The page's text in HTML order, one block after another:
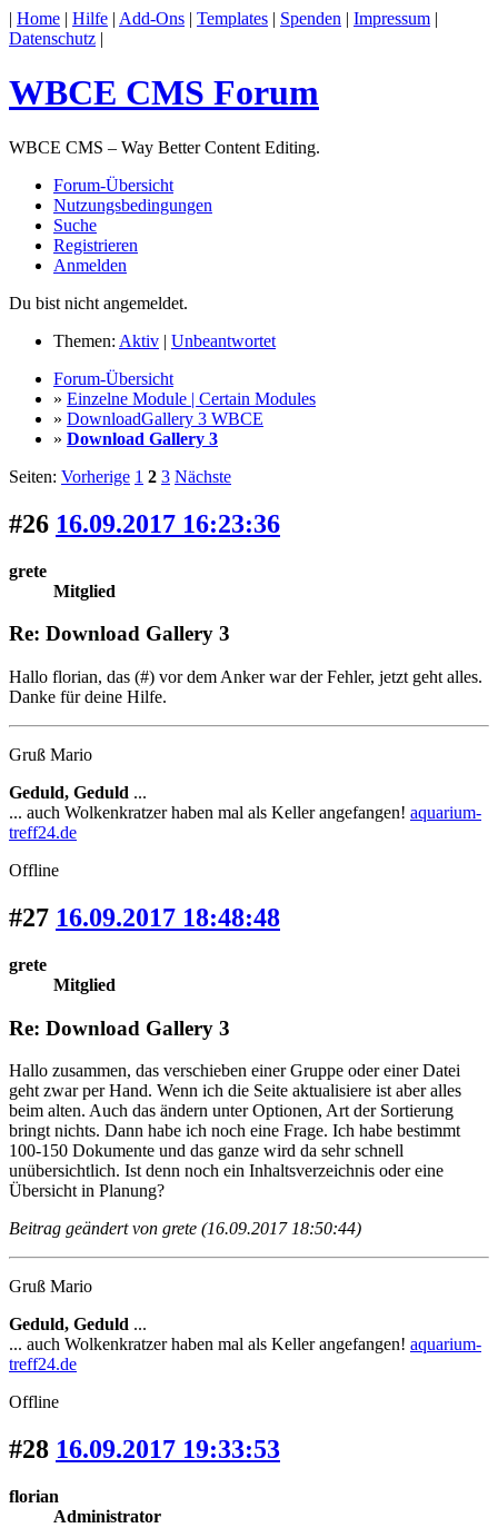
| Home | Hilfe | Add-Ons | Templates | Spenden | Impressum |
Datenschutz |
WBCE CMS Forum
WBCE CMS – Way Better Content Editing.
Forum-Übersicht
Nutzungsbedingungen
Suche
Registrieren
Anmelden
Du bist nicht angemeldet.
Themen: Aktiv | Unbeantwortet
Forum-Übersicht
» Einzelne Module | Certain Modules
» DownloadGallery 3 WBCE
» Download Gallery 3
Seiten: Vorherige 1 2 3 Nächste
#26 16.09.2017 16:23:36
grete
Mitglied
Re: Download Gallery 3
Hallo florian, das (#) vor dem Anker war der Fehler, jetzt geht alles.
Danke für deine Hilfe.
Gruß Mario
Geduld, Geduld ...
... auch Wolkenkratzer haben mal als Keller angefangen! aquarium-
treff24.de
Offline
#27 16.09.2017 18:48:48
grete
Mitglied
Re: Download Gallery 3
Hallo zusammen, das verschieben einer Gruppe oder einer Datei
geht zwar per Hand. Wenn ich die Seite aktualisiere ist aber alles
beim alten. Auch das ändern unter Optionen, Art der Sortierung
bringt nichts. Dann habe ich noch eine Frage. Ich habe bestimmt
100-150 Dokumente und das ganze wird da sehr schnell
unübersichtlich. Ist denn noch ein Inhaltsverzeichnis oder eine
Übersicht in Planung?
Beitrag geändert von grete (16.09.2017 18:50:44)
Gruß Mario
Geduld, Geduld ...
... auch Wolkenkratzer haben mal als Keller angefangen! aquarium-
treff24.de
Offline
#28 16.09.2017 19:33:53
florian
Administrator